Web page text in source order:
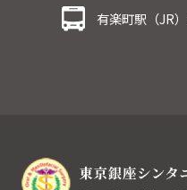
有楽町駅（JR